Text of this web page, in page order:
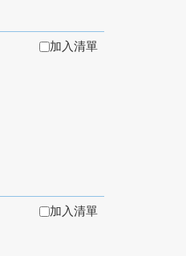
加入清單
加入清單